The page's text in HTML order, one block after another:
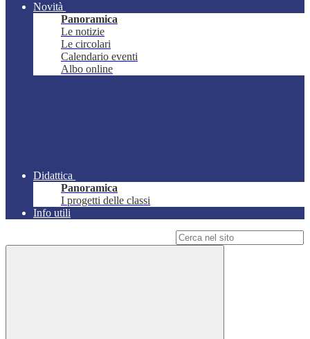
Novità
Panoramica
Le notizie
Le circolari
Calendario eventi
Albo online
Didattica
Panoramica
I progetti delle classi
Info utili